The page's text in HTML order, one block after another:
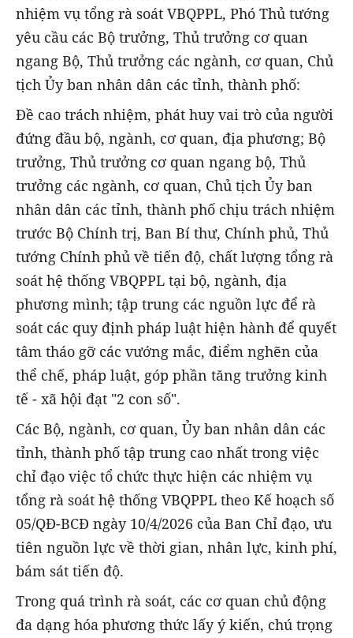
nhiệm vụ tổng rà soát VBQPPL, Phó Thủ tướng
yêu cầu các Bộ trưởng, Thủ trưởng cơ quan
ngang Bộ, Thủ trưởng các ngành, cơ quan, Chủ
tịch Ủy ban nhân dân các tỉnh, thành phố:
Đề cao trách nhiệm, phát huy vai trò của người
đứng đầu bộ, ngành, cơ quan, địa phương; Bộ
trưởng, Thủ trưởng cơ quan ngang bộ, Thủ
trưởng các ngành, cơ quan, Chủ tịch Ủy ban
nhân dân các tỉnh, thành phố chịu trách nhiệm
trước Bộ Chính trị, Ban Bí thư, Chính phủ, Thủ
tướng Chính phủ về tiến độ, chất lượng tổng rà
soát hệ thống VBQPPL tại bộ, ngành, địa
phương mình; tập trung các nguồn lực để rà
soát các quy định pháp luật hiện hành để quyết
tâm tháo gỡ các vướng mắc, điểm nghẽn của
thể chế, pháp luật, góp phần tăng trưởng kinh
tế - xã hội đạt "2 con số".
Các Bộ, ngành, cơ quan, Ủy ban nhân dân các
tỉnh, thành phố tập trung cao nhất trong việc
chỉ đạo việc tổ chức thực hiện các nhiệm vụ
tổng rà soát hệ thống VBQPPL theo Kế hoạch số
05/QĐ-BCĐ ngày 10/4/2026 của Ban Chỉ đạo, ưu
tiên nguồn lực về thời gian, nhân lực, kinh phí,
bám sát tiến độ.
Trong quá trình rà soát, các cơ quan chủ động
đa dạng hóa phương thức lấy ý kiến, chú trọng